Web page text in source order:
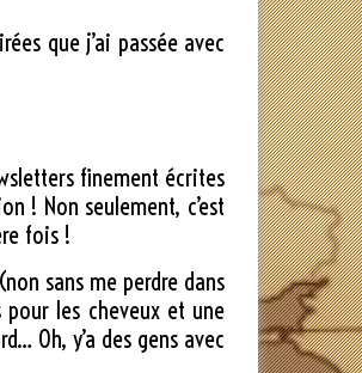
que j’ai passée avec
finement écrites
! Non seulement, c’est
fois !
sans me perdre dans
les cheveux et une
Oh, y’a des gens avec